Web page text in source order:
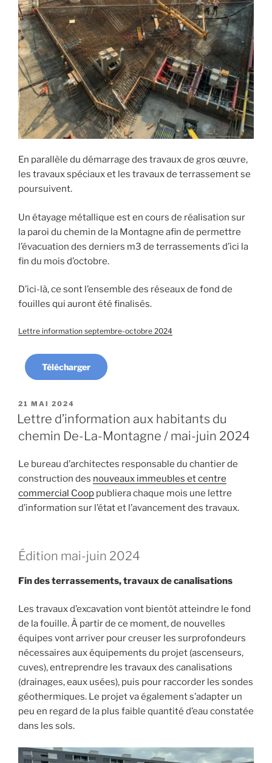
En parallèle du démarrage des travaux de gros œuvre,
les travaux spéciaux et les travaux de terrassement se
poursuivent.
Un étayage métallique est en cours de réalisation sur
la paroi du chemin de la Montagne afin de permettre
l’évacuation des derniers m3 de terrassements d’ici la
fin du mois d’octobre.
D’ici-là, ce sont l’ensemble des réseaux de fond de
fouilles qui auront été finalisés.
Lettre information septembre-octobre 2024
Télécharger
PUBLIÉ
LE
21 MAI 2024
Lettre d’information aux habitants du
chemin De-La-Montagne / mai-juin 2024
Le bureau d’architectes responsable du chantier de
construction des nouveaux immeubles et centre
commercial Coop publiera chaque mois une lettre
d’information sur l’état et l’avancement des travaux.
Édition mai-juin 2024
Fin des terrassements, travaux de canalisations
Les travaux d’excavation vont bientôt atteindre le fond
de la fouille. À partir de ce moment, de nouvelles
équipes vont arriver pour creuser les surprofondeurs
nécessaires aux équipements du projet (ascenseurs,
cuves), entreprendre les travaux des canalisations
(drainages, eaux usées), puis pour raccorder les sondes
géothermiques. Le projet va également s’adapter un
peu en regard de la plus faible quantité d’eau constatée
dans les sols.